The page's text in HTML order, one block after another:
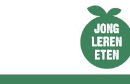
Naar de homepage van